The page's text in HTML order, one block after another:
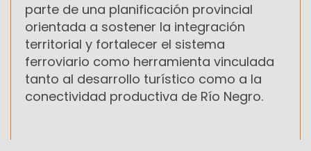
parte de una planificación provincial
orientada a sostener la integración
territorial y fortalecer el sistema
ferroviario como herramienta vinculada
tanto al desarrollo turístico como a la
conectividad productiva de Río Negro.